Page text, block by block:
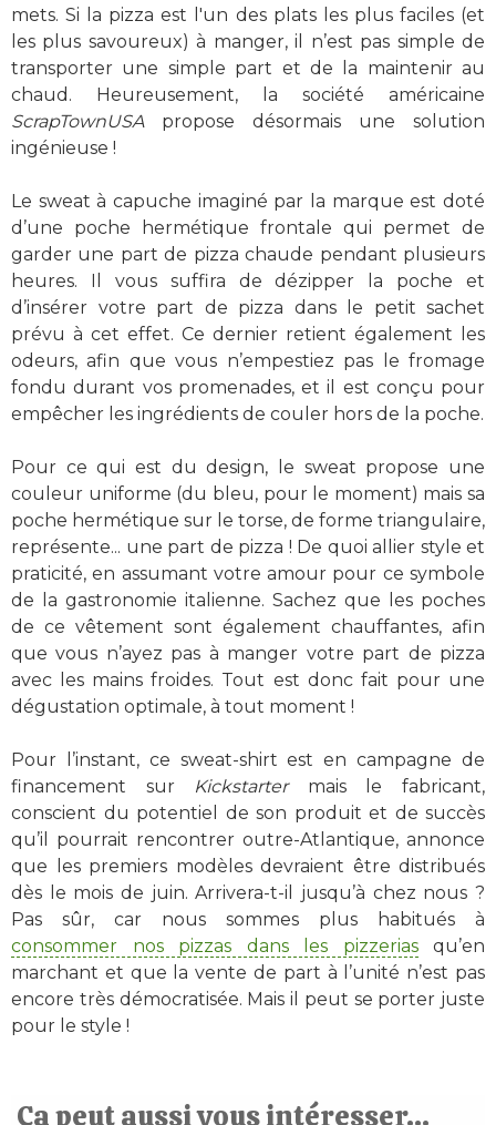
mets. Si la pizza est l'un des plats les plus faciles (et
les plus savoureux) à manger, il n’est pas simple de
transporter une simple part et de la maintenir au
chaud. Heureusement, la société américaine
ScrapTownUSApropose désormais une solution
ingénieuse !
Le sweat à capuche imaginé par la marque est doté
d’une poche hermétique frontale qui permet de
garder une part de pizza chaude pendant plusieurs
heures. Il vous suffira de dézipper la poche et
d’insérer votre part de pizza dans le petit sachet
prévu à cet effet. Ce dernier retient également les
odeurs, afin que vous n’empestiez pas le fromage
fondu durant vos promenades, et il est conçu pour
empêcher les ingrédients de couler hors de la poche.
Pour ce qui est du design, le sweat propose une
couleur uniforme (du bleu, pour le moment) mais sa
poche hermétique sur le torse, de forme triangulaire,
représente... une part de pizza ! De quoi allier style et
praticité, en assumant votre amour pour ce symbole
de la gastronomie italienne. Sachez que les poches
de ce vêtement sont également chauffantes, afin
que vous n’ayez pas à manger votre part de pizza
avec les mains froides. Tout est donc fait pour une
dégustation optimale, à tout moment !
Pour l’instant, ce sweat-shirt est en campagne de
financement sur Kickstartermais le fabricant,
conscient du potentiel de son produit et de succès
qu’il pourrait rencontrer outre-Atlantique, annonce
que les premiers modèles devraient être distribués
dès le mois de juin. Arrivera-t-il jusqu’à chez nous ?
Pas sûr, car nous sommes plus habitués à
consommer nos pizzas dans les pizzeriasqu’en
marchant et que la vente de part à l’unité n’est pas
encore très démocratisée. Mais il peut se porter juste
pour le style !
Ça peut aussi vous intéresser...